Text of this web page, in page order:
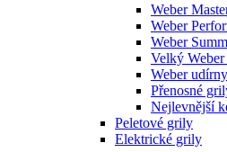
Weber
Weber
Weber
Velký
Weber
Přenosné
Nejlevnější
Peletové grily
Elektrické grily